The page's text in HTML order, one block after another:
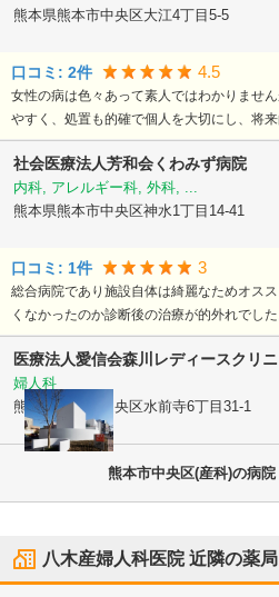
熊本県熊本市中央区大江4丁目5-5
口コミ: 2件 4.5
女性の病は色々あって素人ではわかりませ
やすく、処置も的確で個人を大切にし、将
社会医療法人芳和会くわみず病院
内科, アレルギー科, 外科, ...
熊本県熊本市中央区神水1丁目14-41
口コミ: 1件 3
総合病院であり施設自体は綺麗なためオス
くなかったのか診断後の治療が的外れでした
医療法人愛信会森川レディースクリ
婦人科
熊本県熊本市中央区水前寺6丁目31-1
熊本市中央区(産科)の病
八木産婦人科医院近隣の薬局